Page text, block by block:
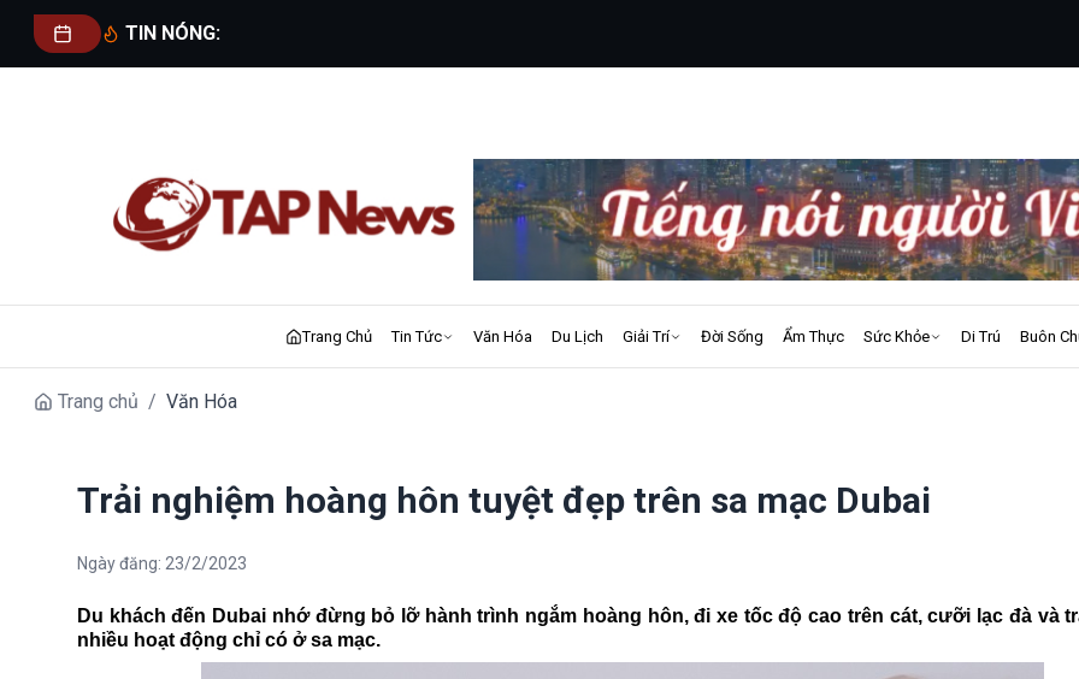
TIN NÓNG:
Trang Chủ Tin Tức Văn Hóa Du Lịch Giải Trí Đời Sống Ẩm Thực Sức Khỏe Di Trú Buôn
Trang chủ / Văn Hóa
Trải nghiệm hoàng hôn tuyệt đẹp trên sa mạc Dubai
Ngày đăng: 23/2/2023
Du khách đến Dubai nhớ đừng bỏ lỡ hành trình ngắm hoàng hôn, đi xe tốc độ cao trên cát, cưỡi lạc đà và
nhiều hoạt động chỉ có ở sa mạc.